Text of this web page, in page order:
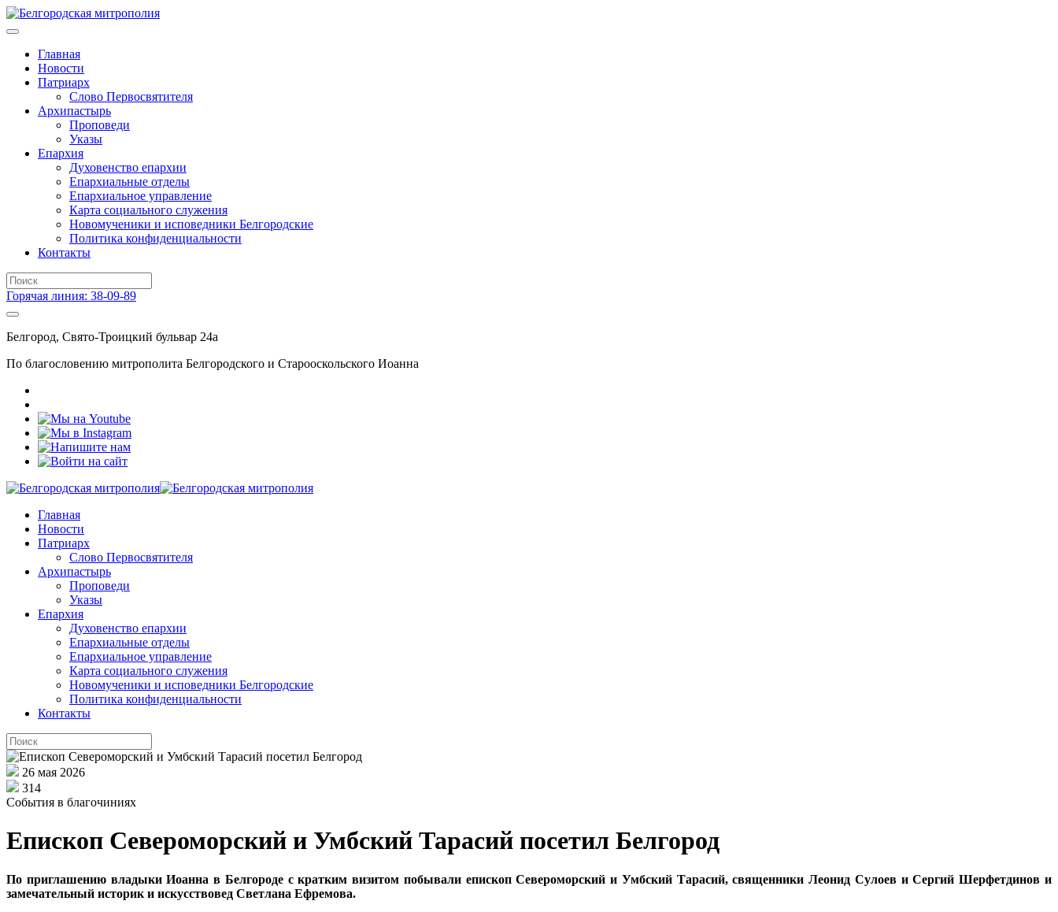
Главная
Новости
Патриарх
Слово Первосвятителя
Архипастырь
Проповеди
Указы
Епархия
Духовенство епархии
Епархиальные отделы
Епархиальное управление
Карта социального служения
Новомученики и исповедники Белгородские
Политика конфиденциальности
Контакты
Горячая линия: 38-09-89
Белгород, Свято-Троицкий бульвар 24а
По благословению митрополита Белгородского и Старооскольского Иоанна
Главная
Новости
Патриарх
Слово Первосвятителя
Архипастырь
Проповеди
Указы
Епархия
Духовенство епархии
Епархиальные отделы
Епархиальное управление
Карта социального служения
Новомученики и исповедники Белгородские
Политика конфиденциальности
Контакты
26 мая 2026
314
События в благочиниях
Епископ Североморский и Умбский Тарасий посетил Белгород
По приглашению владыки Иоанна в Белгороде с кратким визитом побывали епископ Североморский и Умбский Тарасий, священники Леонид Сулоев и Сергий Шерфетдинов и
замечательный историк и искусствовед Светлана Ефремова.